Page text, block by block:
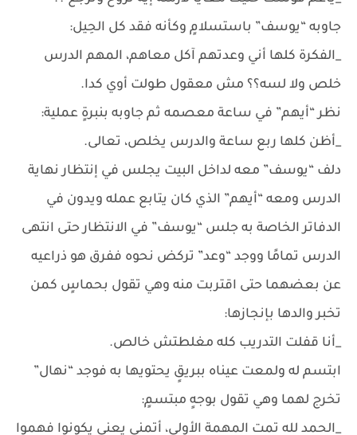
جاوبه “يوسف” باستسلامٍ وكأنه فقد كل الحِيل:
_الفكرة كلها أني وعدتهم آكل معاهم، المهم الدرس
خلص ولا لسه؟؟ مش معقول طولت أوي كدا.
نظر “أيهم” في ساعة معصمه ثم جاوبه بنبرةٍ عملية:
_أظن كلها ربع ساعة والدرس يخلص، تعالى.
دلف “يوسف” معه لداخل البيت يجلس في إنتظار نهاية
الدرس ومعه “أيهم” الذي كان يتابع عمله ويدون في
الدفاتر الخاصة به جلس “يوسف” في الانتظار حتى انتهى
الدرس تمامًا ووجد “وعد” تركض نحوه ففرق هو ذراعيه
عن بعضهما حتى اقتربت منه وهي تقول بحماسٍ كمن
تخبر والدها بإنجازها:
_أنا قفلت التدريب كله مغلطتش خالص.
ابتسم له ولمعت عيناه ببريقٍ يحتويها به فوجد “نهال”
تخرج لهما وهي تقول بوجهٍ مبتسمٍ:
_الحمد لله تمت المهمة الأولى، أتمنى يعني يكونوا فهموا